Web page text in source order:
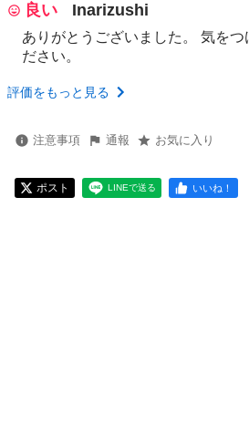
良い Inarizushi
ありがとうございました。 気をつ
ださい。
評価をもっと見る
注意事項 通報 お気に入り
ポスト LINEで送る いいね！